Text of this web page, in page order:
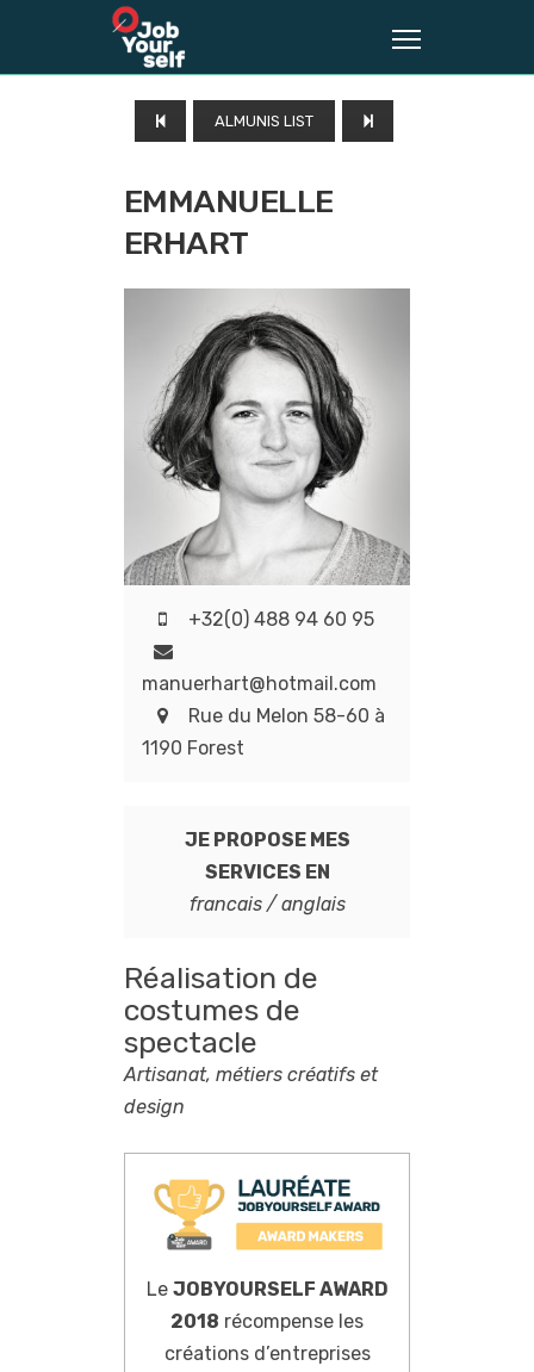
ALMUNIS LIST
EMMANUELLE
ERHART
+32(0) 488 94 60 95
manuerhart@hotmail.com
Rue du Melon 58-60 à
1190 Forest
JE PROPOSE MES
SERVICES EN
francais / anglais
Réalisation de
costumes de
spectacle
Artisanat, métiers créatifs et
design
Le JOBYOURSELF AWARD
2018 récompense les
créations d’entreprises